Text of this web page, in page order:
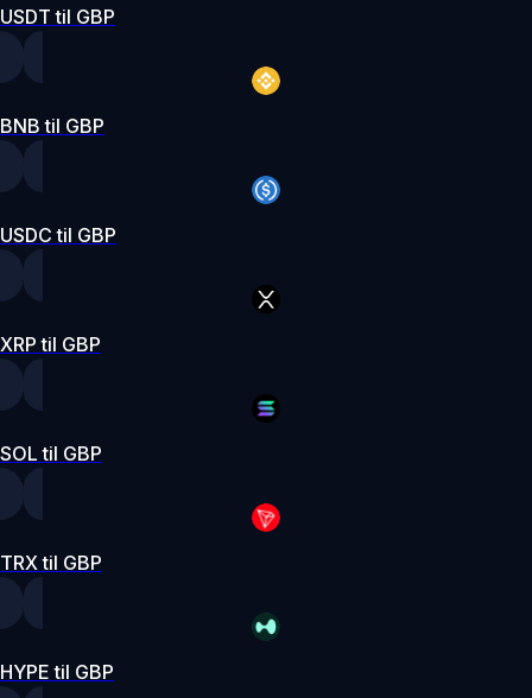
USDT til GBP
BNB til GBP
USDC til GBP
XRP til GBP
SOL til GBP
TRX til GBP
HYPE til GBP